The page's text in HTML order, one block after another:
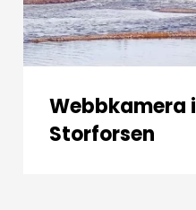
Webbkamera i
Storforsen